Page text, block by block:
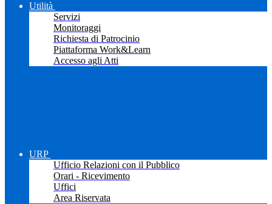
Utilità
Servizi
Monitoraggi
Richiesta di Patrocinio
Piattaforma Work&Learn
Accesso agli Atti
URP
Ufficio Relazioni con il Pubblico
Orari - Ricevimento
Uffici
Area Riservata